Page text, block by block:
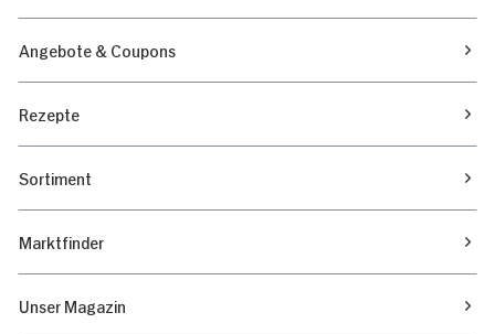
Angebote & Coupons
Rezepte
Sortiment
Marktfinder
Unser Magazin